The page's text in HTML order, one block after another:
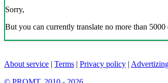
Sorry,
But you can currently translate no more than 5000
About service | Terms | Privacy policy |